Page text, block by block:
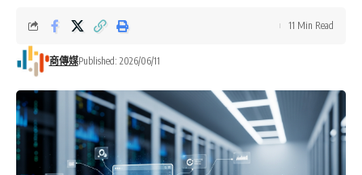
商傳媒Published: 2026/06/11
11 Min Read